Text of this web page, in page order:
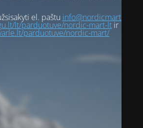
el. paštu info@nordicmart.com
lt/parduotuve/nordic-mart-ltir
parduotuve/nordic-mart/